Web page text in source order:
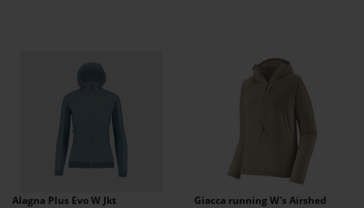
Alagna Plus Evo W Jkt
Giacca running W's Airshed